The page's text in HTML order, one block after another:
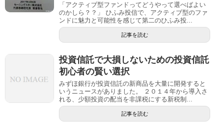
「アクティブ型ファンドってどうやって選べばよい
のかしら？？」 ひふみ投信で、アクティブ型のファ
ンドに魅力と可能性を感じて第二のひふみ投...
記事を読む
投資信託で大損しないための投資信託
初心者の賢い選択
みずほ銀行が投資信託の新商品を大量に開発すると
いうニュースがありました。 ２０１４年から導入さ
れる、少額投資の配当を非課税にする新税制...
記事を読む